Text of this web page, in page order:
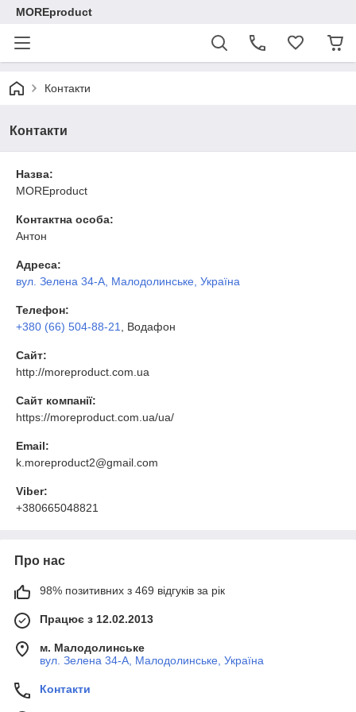
MOREproduct
Контакти
Контакти
Назва:
MOREproduct
Контактна особа:
Антон
Адреса:
вул. Зелена 34-А, Малодолинське, Україна
Телефон:
+380 (66) 504-88-21
, Водафон
Сайт:
http://moreproduct.com.ua
Сайт компанії:
https://moreproduct.com.ua/ua/
Email:
k.moreproduct2@gmail.com
Viber:
+380665048821
Про нас
98% позитивних з 469 відгуків за рік
Працює з 12.02.2013
м. Малодолинське
вул. Зелена 34-А, Малодолинське, Україна
Контакти